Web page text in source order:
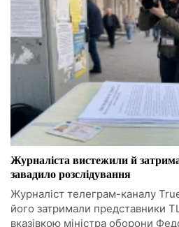
Журналіста вистежили й
завадило розслідування
Журналіст телеграм-каналу
його затримали представники
вказівкою міністра оборони